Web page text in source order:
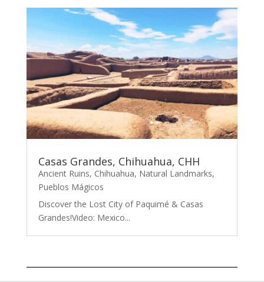
Casas Grandes, Chihuahua, CHH
Ancient Ruins, Chihuahua, Natural Landmarks,
Pueblos Mágicos
Discover the Lost City of Paquimé & Casas
Grandes!Video: Mexico...